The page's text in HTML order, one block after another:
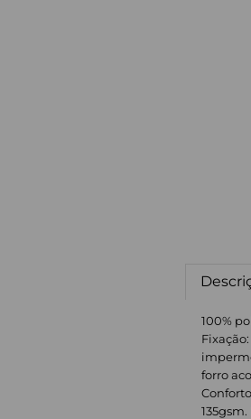
100%
forro